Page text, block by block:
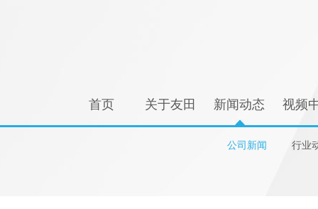
首页 关于友田 新闻动态 视频
公司新闻 行业